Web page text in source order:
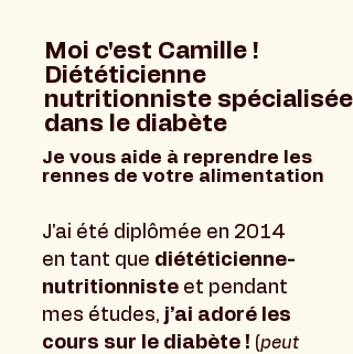
Moi c'est Camille !
Diététicienne
nutritionniste spécialisée
dans le diabète
Je vous aide à reprendre les
rennes de votre alimentation
J'ai été diplômée en 2014
en tant que diététicienne-
nutritionniste et pendant
mes études, j’ai adoré les
cours sur le diabète ! (peut